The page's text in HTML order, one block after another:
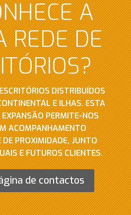
A
REDE DE
DISTRIBUÍDOS
E ILHAS. ESTA
PERMITE-NOS
ACOMPANHAMENTO
DE PROXIMIDADE, JUNTO
E FUTUROS CLIENTES.
de contactos